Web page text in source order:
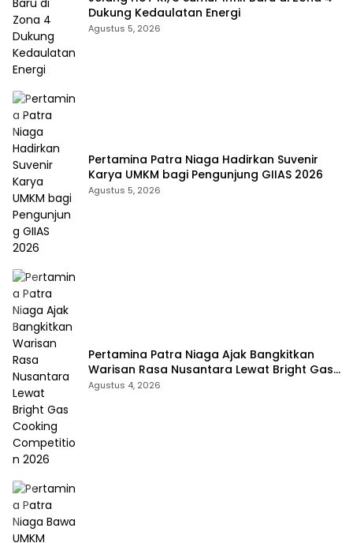
Dukung Kedaulatan Energi
Agustus 5, 2026
Pertamina Patra Niaga Hadirkan Suvenir
Karya UMKM bagi Pengunjung GIIAS 2026
Agustus 5, 2026
Pertamina Patra Niaga Ajak Bangkitkan
Warisan Rasa Nusantara Lewat Bright Gas
Cooking Competition 2026
Agustus 4, 2026